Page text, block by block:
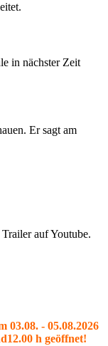
in nächster Zeit
Er sagt am
auf Youtube.
03.08. - 05.08.2026
h geöffnet!